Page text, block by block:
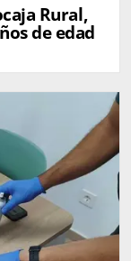
Rural,
de edad